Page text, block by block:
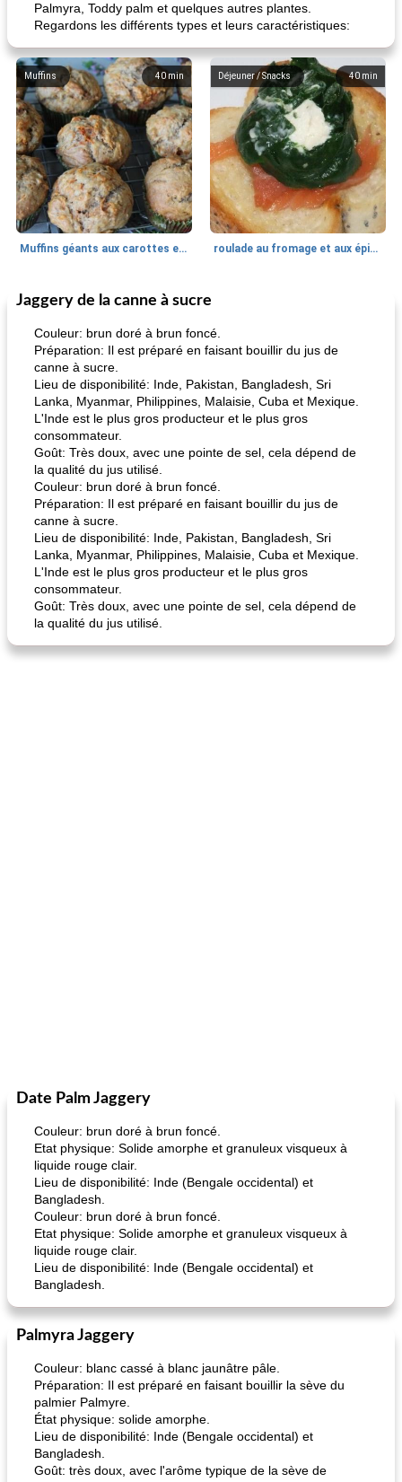
Palmyra, Toddy palm et quelques autres plantes.
Regardons les différents types et leurs caractéristiques:
40 min
Muffins
Muffins géants aux carottes et à la banane de Nif
40 min
Déjeuner / Snacks
roulade au fromage et aux épinards
30min
Marques de confiance: recettes et
astuces
fiesta tostadas
Jaggery de la canne à sucre
Couleur: brun doré à brun foncé.
Préparation: Il est préparé en faisant bouillir du jus de
canne à sucre.
Lieu de disponibilité: Inde, Pakistan, Bangladesh, Sri
Lanka, Myanmar, Philippines, Malaisie, Cuba et Mexique.
L'Inde est le plus gros producteur et le plus gros
consommateur.
Goût: Très doux, avec une pointe de sel, cela dépend de
la qualité du jus utilisé.
Couleur: brun doré à brun foncé.
Préparation: Il est préparé en faisant bouillir du jus de
canne à sucre.
Lieu de disponibilité: Inde, Pakistan, Bangladesh, Sri
Lanka, Myanmar, Philippines, Malaisie, Cuba et Mexique.
L'Inde est le plus gros producteur et le plus gros
consommateur.
Goût: Très doux, avec une pointe de sel, cela dépend de
la qualité du jus utilisé.
Date Palm Jaggery
Couleur: brun doré à brun foncé.
Etat physique: Solide amorphe et granuleux visqueux à
liquide rouge clair.
Lieu de disponibilité: Inde (Bengale occidental) et
Bangladesh.
Couleur: brun doré à brun foncé.
Etat physique: Solide amorphe et granuleux visqueux à
liquide rouge clair.
Lieu de disponibilité: Inde (Bengale occidental) et
Bangladesh.
Palmyra Jaggery
Couleur: blanc cassé à blanc jaunâtre pâle.
Préparation: Il est préparé en faisant bouillir la sève du
palmier Palmyre.
État physique: solide amorphe.
Lieu de disponibilité: Inde (Bengale occidental) et
Bangladesh.
Goût: très doux, avec l'arôme typique de la sève de